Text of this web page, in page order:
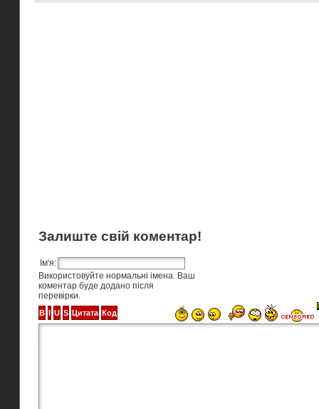
Залиште свій коментар!
Ім'я:
Використовуйте нормальні імена. Ваш
коментар буде додано після
перевірки.